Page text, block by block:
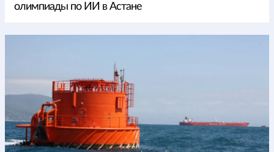
олимпиады по ИИ в Астане